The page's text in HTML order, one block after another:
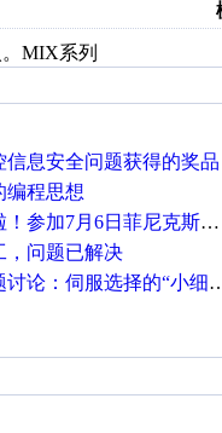
MIX系列
信息安全问题获得的奖品
编程思想
加7月6日菲尼克斯在线研讨会即得
，问题已解决
伺服选择的“小细节大学问”奖励公告